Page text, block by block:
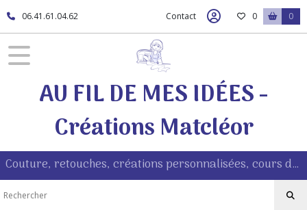
06.41.61.04.62 Contact 0 0
AU FIL DE MES IDÉES -
Créations Matcléor
Couture, retouches, créations personnalisées, cours de couture à Morestel (38510)